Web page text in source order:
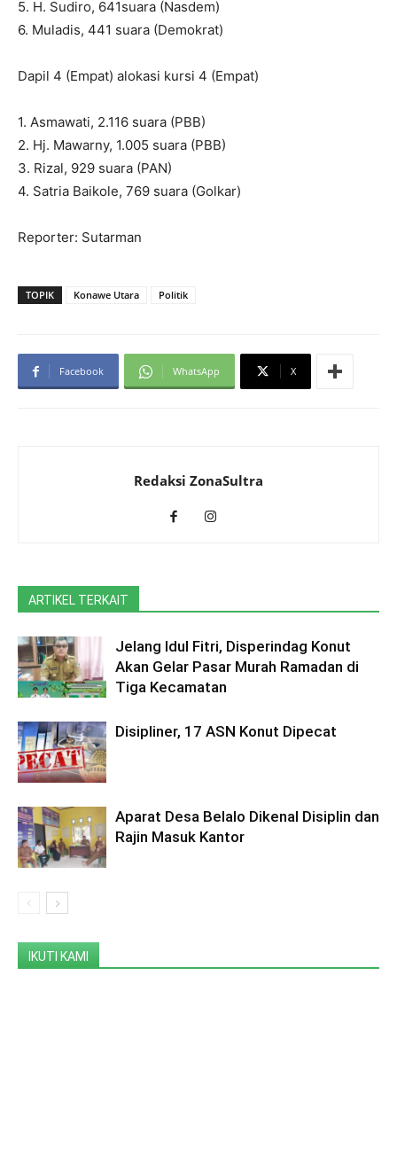
5. H. Sudiro, 641suara (Nasdem)
6. Muladis, 441 suara (Demokrat)
Dapil 4 (Empat) alokasi kursi 4 (Empat)
1. Asmawati, 2.116 suara (PBB)
2. Hj. Mawarny, 1.005 suara (PBB)
3. Rizal, 929 suara (PAN)
4. Satria Baikole, 769 suara (Golkar)
Reporter: Sutarman
TOPIK Konawe Utara Politik
Facebook WhatsApp X
Redaksi ZonaSultra
ARTIKEL TERKAIT
Jelang Idul Fitri, Disperindag Konut
Akan Gelar Pasar Murah Ramadan di
Tiga Kecamatan
Disipliner, 17 ASN Konut Dipecat
Aparat Desa Belalo Dikenal Disiplin dan
Rajin Masuk Kantor
IKUTI KAMI